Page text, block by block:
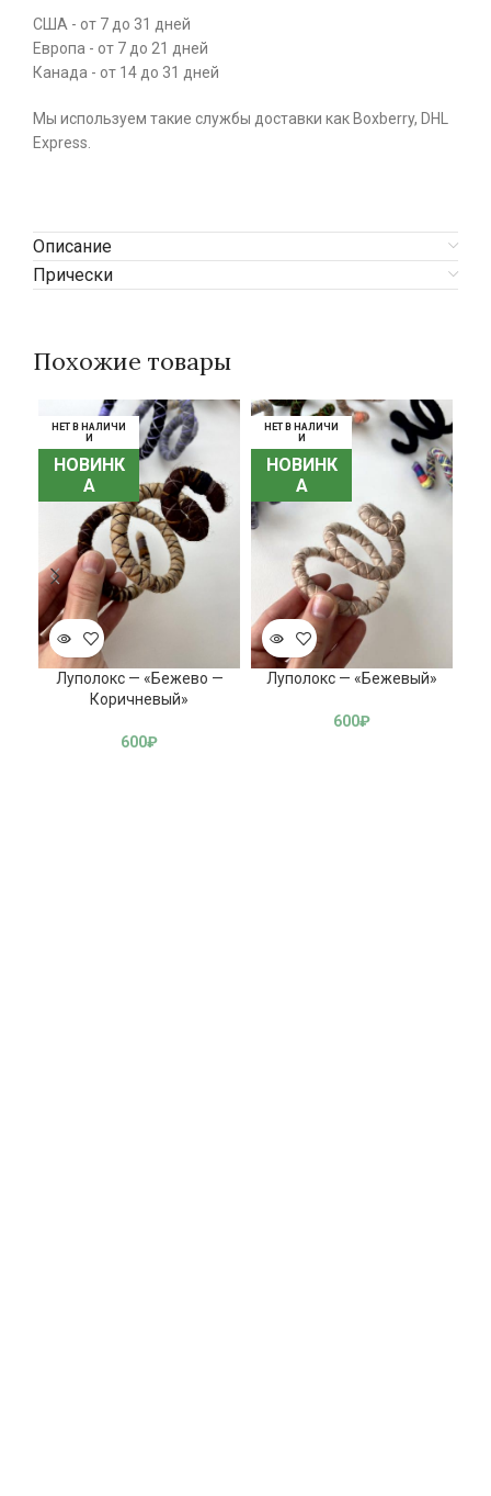
США - от 7 до 31 дней
Европа - от 7 до 21 дней
Канада - от 14 до 31 дней
Мы используем такие службы доставки как Boxberry, DHL
Express.
Описание
Прически
Похожие товары
НЕТ В НАЛИЧИ
И
НОВИНК
А
НЕТ В НАЛИЧИ
И
НОВИНК
А
Луполокс — «Бежево —
Коричневый»
600₽
НЕТ В НАЛИЧИ
И
НОВИНК
А
НЕТ В НАЛИЧИ
И
НОВИНК
А
Луполокс — «Бежевый»
600₽